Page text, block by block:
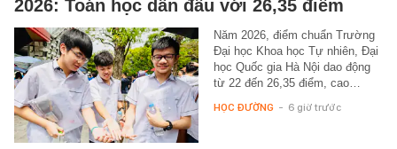
2026: Toán học dẫn đầu với 26,35 điểm
Năm 2026, điểm chuẩn Trường
Đại học Khoa học Tự nhiên, Đại
học Quốc gia Hà Nội dao động
từ 22 đến 26,35 điểm, cao…
HỌC ĐƯỜNG - 6 giờ trước